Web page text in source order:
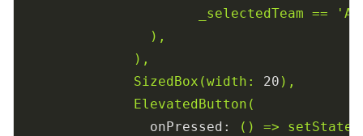
_selectedTeam ==
'A'
),
),
SizedBox(width:
20 ),
ElevatedButton(
onPressed:
() =>